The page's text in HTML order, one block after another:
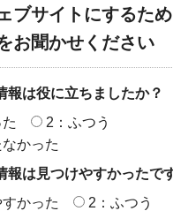
ブサイトにするた
お聞かせください
報は役に立ちましたか？
2：ふつう
かった
報は見つけやすかったで
かった
2：ふつう